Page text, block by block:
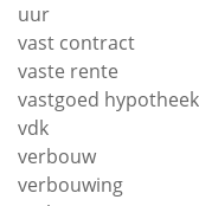
uur
vast contract
vaste rente
vastgoed hypotheek
vdk
verbouw
verbouwing